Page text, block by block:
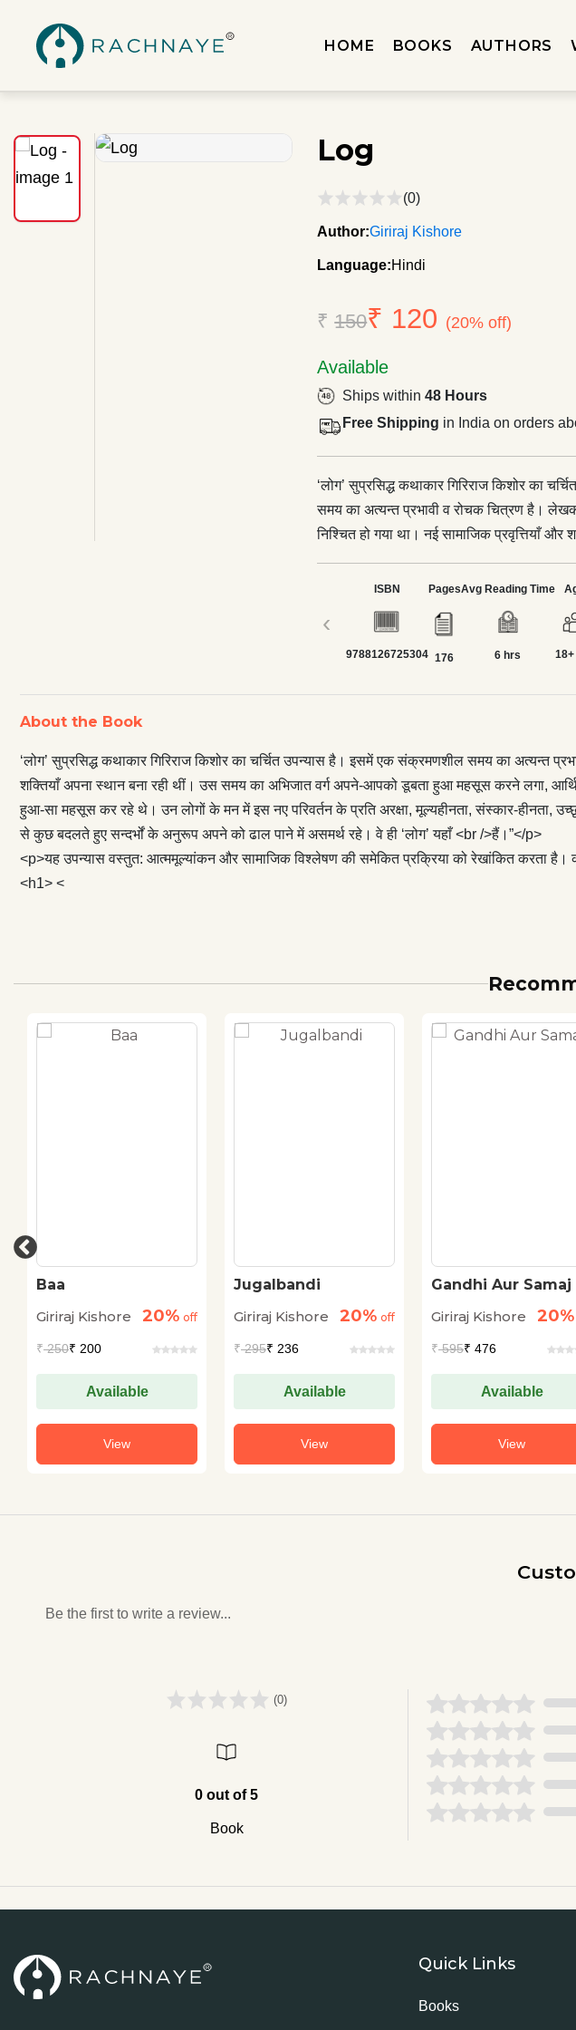
HOME BOOKS AUTHORS
Log
(0)
Author:Giriraj Kishore
Language:Hindi
₹150₹ 120 (20% off)
Available
Ships within48 Hours
Free Shipping in India on orders
‘लोग’ सुप्रसिद्ध कथाकार गिरिराज किशोर का
समय का अत्यन्त प्रभावी व रोचक चित्रण है।
निश्चित हो गया था। नई सामाजिक प्रवृत्तियाँ और
सामाजिक एवं मान्यताओं के स्तर पर भी। उस वर्ग से
‘छूट-गया’ हुआ-सा महसूस कर रहे थे। उन लोगों के
मूल्यहीनता, संस्कार-हीनता, उच्छृंखलता, विघटन
का जाना उस ‘पूरे' वर्ग के व्यक्तिहीन हो जाने की
‹
ISBN
9788126725304
Pages
176
Avg Reading Time
6 hrs
About the Book
‘लोग’ सुप्रसिद्ध कथाकार गिरिराज किशोर का चर्चित उपन्यास है। इसमें एक संक्रमणशील समय का अत्यन्त
शक्तियाँ अपना स्थान बना रही थीं। उस समय का अभिजात वर्ग अपने-आपको डूबता हुआ महसूस करने लगा,
हुआ-सा महसूस कर रहे थे। उन लोगों के मन में इस नए परिवर्तन के प्रति अरक्षा, मूल्यहीनता, संस्कार-हीनता,
से कुछ बदलते हुए सन्दर्भों के अनुरूप अपने को ढाल पाने में असमर्थ रहे। वे ही ‘लोग’ यहाँ <br />हैं।”</p>
<p>यह उपन्यास वस्तुत: आत्ममूल्यांकन और सामाजिक विश्लेषण की समेकित प्रक्रिया को रेखांकित करता
<h1> <
Baa
Giriraj Kishore
20% off
₹250₹ 200
Available
View
Jugalbandi
Giriraj Kishore
20% off
₹295₹ 236
Available
View
Gandhi Aur Samaj
Giriraj Kishore
20%
₹595₹ 476
Available
View
Be the first to write a review...
(0)
0 out of 5
Book
Quick Links
Books